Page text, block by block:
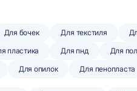
Для бочек Для текстиля
пластика
Для пнд
Для
Для опилок
Для пенопласта